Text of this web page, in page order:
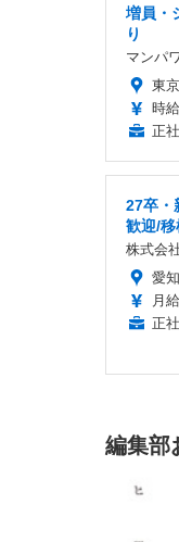
増員・
り
マンパ
東
時
正
27卒・
歓迎/
株式会
愛
月
正
編集部